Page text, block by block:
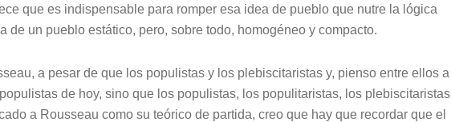
que es indispensable para romper esa idea de pueblo que nutre la lógica
de un pueblo estático, pero, sobre todo, homogéneo y compacto.
a pesar de que los populistas y los plebiscitaristas y, pienso entre ellos a
de hoy, sino que los populistas, los populitaristas, los plebiscitaristas
a Rousseau como su teórico de partida, creo que hay que recordar que el